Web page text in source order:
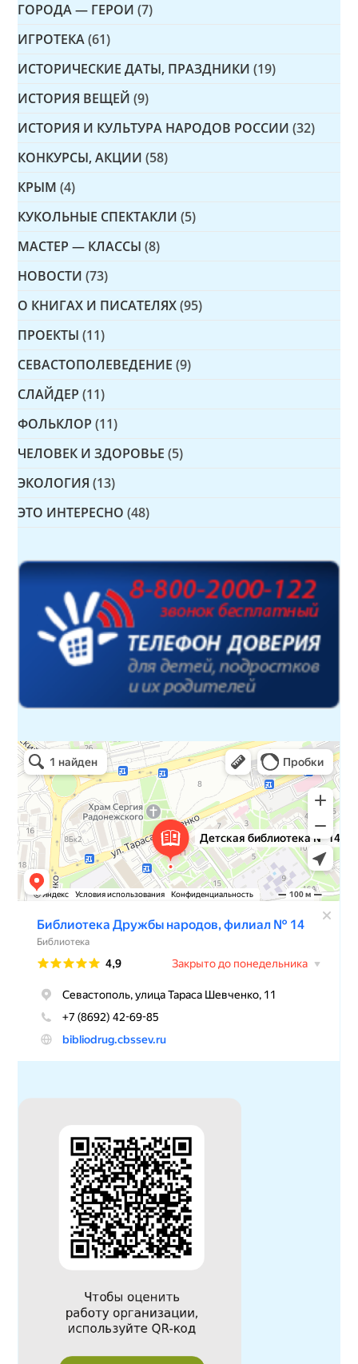
ГОРОДА — ГЕРОИ (7)
ИГРОТЕКА (61)
ИСТОРИЧЕСКИЕ ДАТЫ, ПРАЗДНИКИ (19)
ИСТОРИЯ ВЕЩЕЙ (9)
ИСТОРИЯ И КУЛЬТУРА НАРОДОВ РОССИИ (32)
КОНКУРСЫ, АКЦИИ (58)
КРЫМ (4)
КУКОЛЬНЫЕ СПЕКТАКЛИ (5)
МАСТЕР — КЛАССЫ (8)
НОВОСТИ (73)
О КНИГАХ И ПИСАТЕЛЯХ (95)
ПРОЕКТЫ (11)
СЕВАСТОПОЛЕВЕДЕНИЕ (9)
СЛАЙДЕР (11)
ФОЛЬКЛОР (11)
ЧЕЛОВЕК И ЗДОРОВЬЕ (5)
ЭКОЛОГИЯ (13)
ЭТО ИНТЕРЕСНО (48)
Детская библиотека № 14 Дружбы народов
Библиотека в Севастополе